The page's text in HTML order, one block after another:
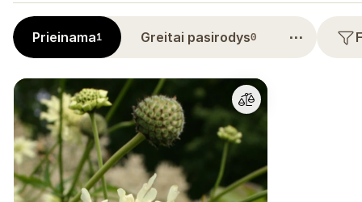
Prieinama1 Greitai pasirodys0 ⋯